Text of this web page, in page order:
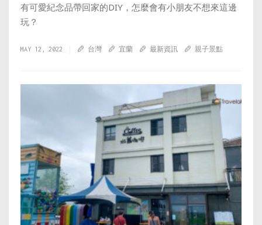
有可愛紀念品帶回家的DIY，怎麼會有小朋友不想來這邊
玩？
MAY 12, 2022 台灣 宜蘭 最新資訊 親子景點